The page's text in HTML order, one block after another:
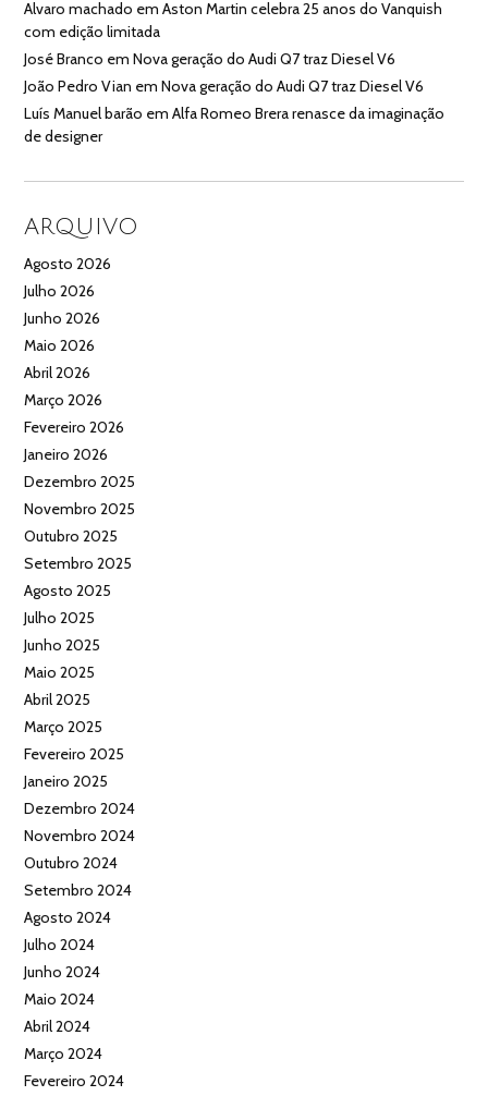
Alvaro machado emAston Martin celebra 25 anos do Vanquish
com edição limitada
José Branco emNova geração do Audi Q7 traz Diesel V6
João Pedro Vian emNova geração do Audi Q7 traz Diesel V6
Luís Manuel barão emAlfa Romeo Brera renasce da imaginação
de designer
ARQUIVO
Agosto 2026
Julho 2026
Junho 2026
Maio 2026
Abril 2026
Março 2026
Fevereiro 2026
Janeiro 2026
Dezembro 2025
Novembro 2025
Outubro 2025
Setembro 2025
Agosto 2025
Julho 2025
Junho 2025
Maio 2025
Abril 2025
Março 2025
Fevereiro 2025
Janeiro 2025
Dezembro 2024
Novembro 2024
Outubro 2024
Setembro 2024
Agosto 2024
Julho 2024
Junho 2024
Maio 2024
Abril 2024
Março 2024
Fevereiro 2024